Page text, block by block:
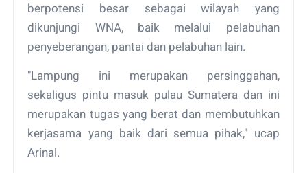
berpotensi besar sebagai wilayah yang
dikunjungi WNA, baik melalui pelabuhan
penyeberangan, pantai dan pelabuhan lain.
"Lampung ini merupakan persinggahan,
sekaligus pintu masuk pulau Sumatera dan ini
merupakan tugas yang berat dan membutuhkan
kerjasama yang baik dari semua pihak," ucap
Arinal.